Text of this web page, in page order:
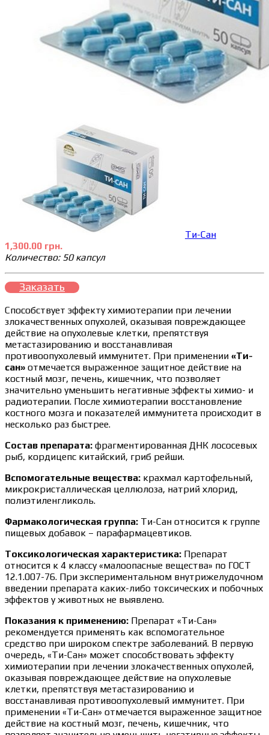
Ти-Сан
1,300.00 грн.
Количество: 50 капсул
Заказать
Способствует эффекту химиотерапии при лечении
злокачественных опухолей, оказывая повреждающее
действие на опухолевые клетки, препятствуя
метастазированию и восстанавливая
противоопухолевый иммунитет. При применении «Ти-
сан» отмечается выраженное защитное действие на
костный мозг, печень, кишечник, что позволяет
значительно уменьшить негативные эффекты химио- и
радиотерапии. После химиотерапии восстановление
костного мозга и показателей иммунитета происходит в
несколько раз быстрее.
Состав препарата: фрагментированная ДНК лососевых
рыб, кордицепс китайский, гриб рейши.
Вспомогательные вещества: крахмал картофельный,
микрокристаллическая целлюлоза, натрий хлорид,
полиэтиленгликоль.
Фармакологическая группа: Ти-Сан относится к группе
пищевых добавок – парафармацевтиков.
Токсикологическая характеристика: Препарат
относится к 4 классу «малоопасные вещества» по ГОСТ
12.1.007-76. При экспериментальном внутрижелудочном
введении препарата каких-либо токсических и побочных
эффектов у животных не выявлено.
Показания к применению: Препарат «Ти-Сан»
рекомендуется применять как вспомогательное
средство при широком спектре заболеваний. В первую
очередь, «Ти-Сан» может способствовать эффекту
химиотерапии при лечении злокачественных опухолей,
оказывая повреждающее действие на опухолевые
клетки, препятствуя метастазированию и
восстанавливая противоопухолевый иммунитет. При
применении «Ти-Сан» отмечается выраженное защитное
действие на костный мозг, печень, кишечник, что